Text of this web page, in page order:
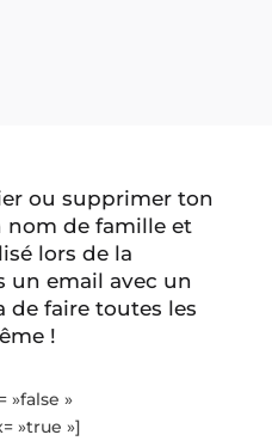
ou supprimer ton
nom de famille et
lors de la
un email avec un
de faire toutes les
!
»false »
»true »]